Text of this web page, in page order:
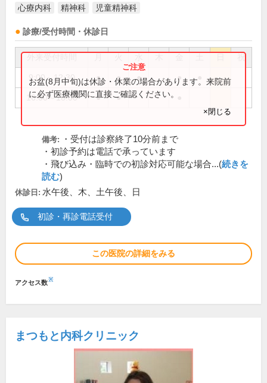
心療内科 精神科 児童精神科
診療/受付時間・休診日
祝
9:00～12:30 ● ● ● ●
16:00～18:00 ● ●
お盆(8月中旬)は休診・休業の場合があります。来院前
に必ず医療機関に直接ご確認ください。
×閉じる
備考:
・受付は診察終了10分前まで
・初診予約は電話で承っています
・飛び込み・臨時での初診対応可能な場合...(続きを
読む)
休診日: 水午後、木、土午後、日
初診・再診電話受付
この医院の詳細をみる
アクセス数※
まつもと内科クリニック